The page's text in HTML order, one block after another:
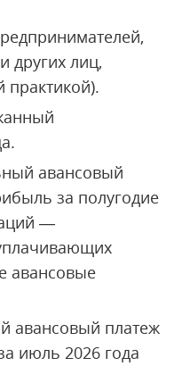
других лиц,
авансовый
за полугодие
—
авансовые
авансовый платеж
июль 2026 года